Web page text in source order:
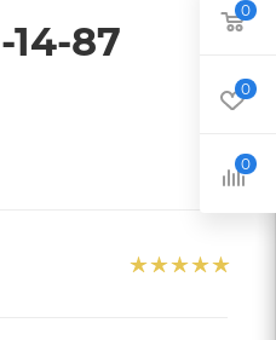
87
0
0
0